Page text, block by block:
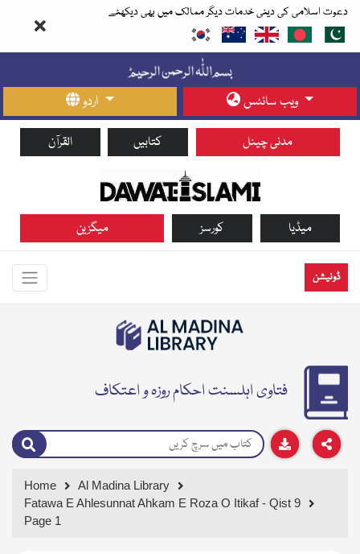
دعوت اسلامی کی دینی خدمات دیگر ممالک میں بھی دیکھئے
اردو ویب سائٹس
القرآن کتابیں مدنی چینل
میگزین کورسز میڈیا
ڈونیشن
فتاوی اہلسنت احکام روزہ و اعتکاف
Home
Al Madina Library
Fatawa E Ahlesunnat Ahkam E Roza O Itikaf - Qist 9
Page 1